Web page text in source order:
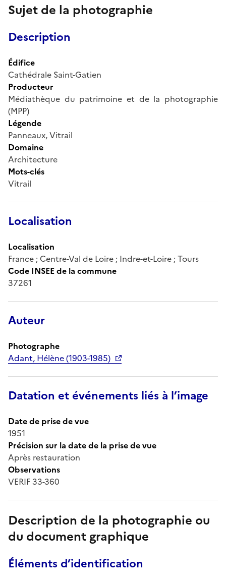
Sujet de la photographie
Description
Édifice
Cathédrale Saint-Gatien
Producteur
Médiathèque du patrimoine et de la photographie
(MPP)
Légende
Panneaux, Vitrail
Domaine
Architecture
Mots-clés
Vitrail
Localisation
Localisation
France ; Centre-Val de Loire ; Indre-et-Loire ; Tours
Code INSEE de la commune
37261
Auteur
Photographe
Adant, Hélène (1903-1985)
Datation et événements liés à l’image
Date de prise de vue
1951
Précision sur la date de la prise de vue
Après restauration
Observations
VERIF 33-360
Description de la photographie ou
du document graphique
Éléments d’identification